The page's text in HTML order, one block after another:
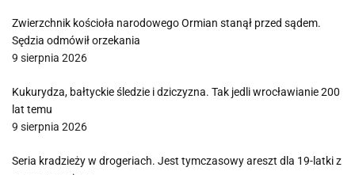
Zwierzchnik kościoła narodowego Ormian stanął przed sądem.
Sędzia odmówił orzekania
9 sierpnia 2026
Kukurydza, bałtyckie śledzie i dziczyzna. Tak jedli wrocławianie 200
lat temu
9 sierpnia 2026
Seria kradzieży w drogeriach. Jest tymczasowy areszt dla 19-latki z